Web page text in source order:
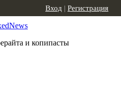
и копипасты
Вход | Регистрация